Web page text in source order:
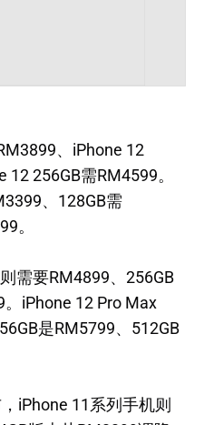
、iPhone 12
256GB需RM4599。
、128GB需
。
需要RM4899、256GB
iPhone 12 Pro Max
是RM5799、512GB
iPhone 11系列手机则